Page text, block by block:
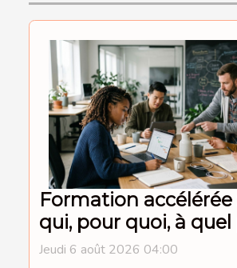
Formation accélérée
qui, pour quoi, à quel
Jeudi 6 août 2026 04:00